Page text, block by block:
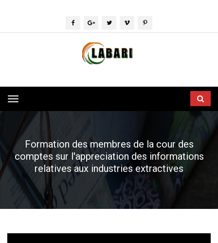
Toggle
navigation
Formation des membres de la cour des
comptes sur l'appreciation des informations
relatives aux industries extractives